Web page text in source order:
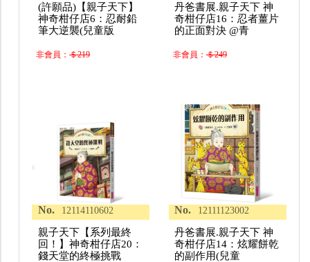
(許願品)【親子天下】
神奇柑仔店6：忍耐鉛
筆大逆襲(兒童版
非會員：＄219
丹爸書展.親子天下 神
奇柑仔店16：忍者薑片
的正面對決 @青
非會員：＄249
No. 12114110602
親子天下【系列最終
回！】神奇柑仔店20：
錢天堂的終極挑戰
No. 12111123002
丹爸書展.親子天下 神
奇柑仔店14：炫耀餅乾
的副作用(兒童